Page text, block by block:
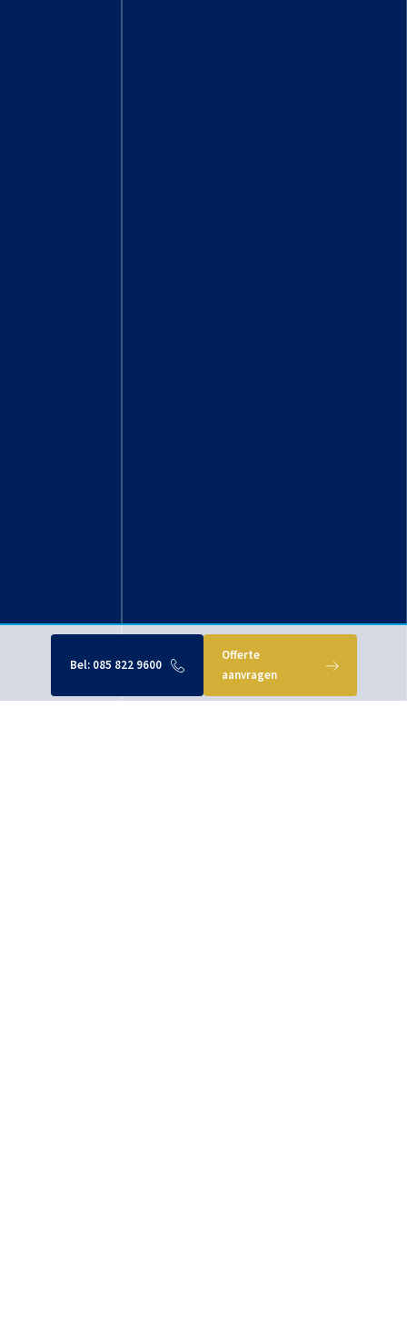
Bel: 085 822 9600
Offerte
aanvragen